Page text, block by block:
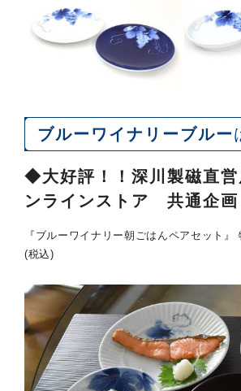
ブルーワイナリーブルー
◆大好評！！深川製磁直営
ンラインストア 共通企画
『ブルーワイナリー朝ごはんペアセット』
(税込)